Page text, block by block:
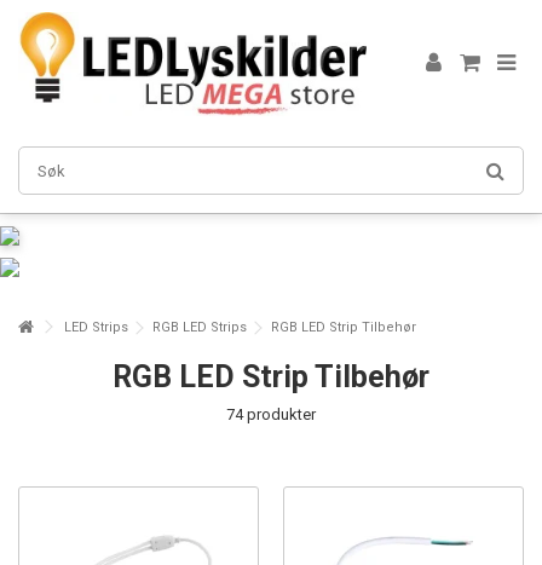
LED Strips RGB LED Strips RGB LED Strip Tilbehør
RGB LED Strip Tilbehør
74 produkter